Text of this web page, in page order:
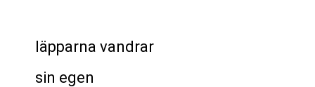
läpparna vandrar
sin egen